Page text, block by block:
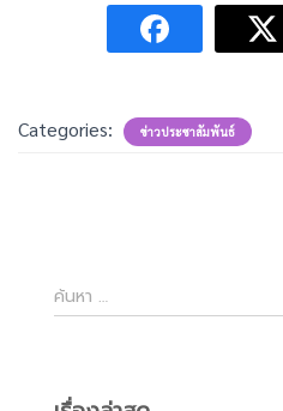
Categories: ข่าวประชาสัมพันธ์
ค้
น
ค้นหา …